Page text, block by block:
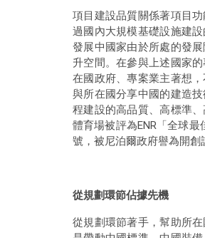
項目建設品質關係著項目
過國內大規模基礎設施建
發展中國家由於所處的發
升空間。在參與上述國家
在國政府、專案業主著想
與所在國分享中國的建造
程建設的高品質、高標準
體育場被評為ENR「全球
號，被尼泊爾政府譽為開創
從規劃環節佔據先機
從規劃環節著手，幫助所